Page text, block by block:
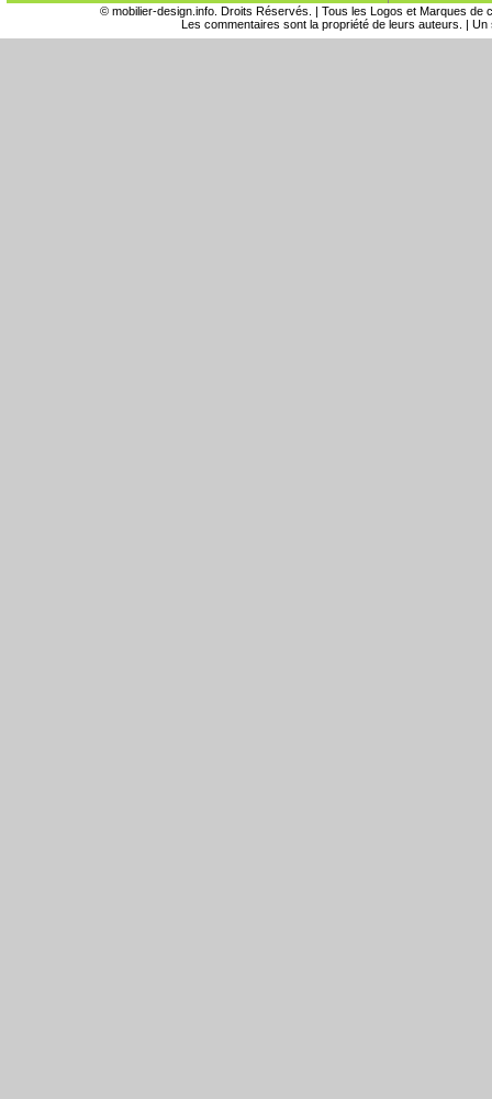
© mobilier-design.info . Droits Réservés. | Tous les Logos et Marques
Les commentaires sont la propriété de leurs auteurs. |